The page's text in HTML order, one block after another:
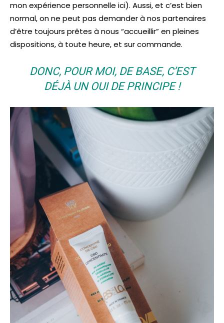
mon expérience personnelle ici). Aussi, et c’est bien
normal, on ne peut pas demander à nos partenaires
d’être toujours prêtes à nous “accueillir” en pleines
dispositions, à toute heure, et sur commande.
DONC, POUR MOI, DE BASE, C’EST
DÉJÀ UN OUI DE PRINCIPE !